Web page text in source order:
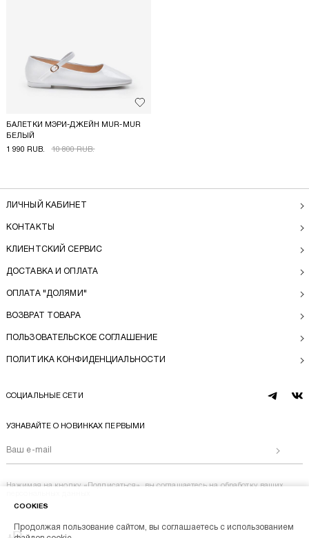
Добавить в избранное
БАЛЕТКИ МЭРИ-ДЖЕЙН MUR-MUR
БЕЛЫЙ
1 990 RUB.
10 800 RUB.
Перейти на главную
ЛИЧНЫЙ КАБИНЕТ
КОНТАКТЫ
КЛИЕНТСКИЙ СЕРВИС
ДОСТАВКА И ОПЛАТА
ОПЛАТА "ДОЛЯМИ"
ВОЗВРАТ ТОВАРА
ПОЛЬЗОВАТЕЛЬСКОЕ СОГЛАШЕНИЕ
ПОЛИТИКА КОНФИДЕНЦИАЛЬНОСТИ
СОЦИАЛЬНЫЕ СЕТИ
telegram
vk
УЗНАВАЙТЕ О НОВИНКАХ ПЕРВЫМИ
Нажимая на кнопку «Подписаться», вы соглашаетесь на обработку ваших
COOKIES
Продолжая пользование сайтом, вы соглашаетесь с использованием